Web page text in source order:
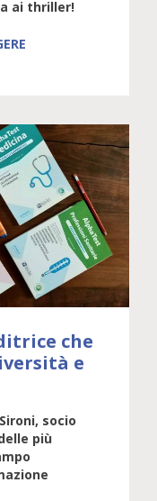
ai thriller!
che
e
socio
più